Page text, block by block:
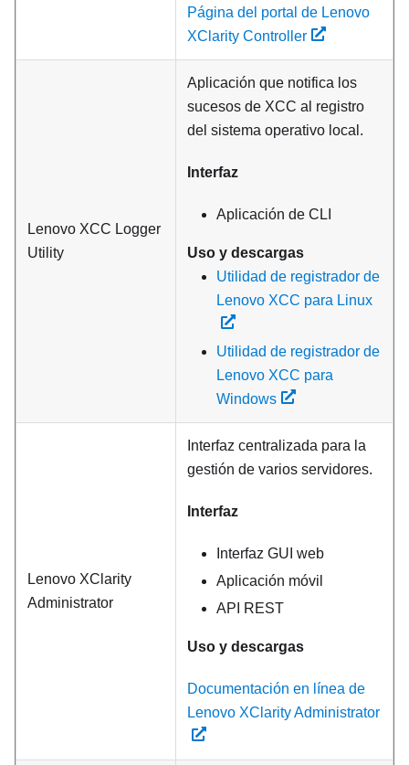
Página del portal de Lenovo
XClarity Controller
Lenovo XCC Logger
Utility
Aplicación que notifica los
sucesos de XCC al registro
del sistema operativo local.
Interfaz
Aplicación de CLI
Uso y descargas
Utilidad de registrador de
Lenovo XCC para Linux
Utilidad de registrador de
Lenovo XCC para
Windows
Lenovo XClarity
Administrator
Interfaz centralizada para la
gestión de varios servidores.
Interfaz
Interfaz GUI web
Aplicación móvil
API REST
Uso y descargas
Documentación en línea de
Lenovo XClarity Administrator